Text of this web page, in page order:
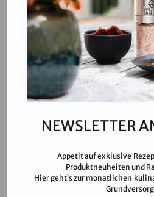
+43 676 87812208
ecommerce@salinen.com
Kontakt
Downloads
Presse
Datenschutz
Impressum
AGB
NEWSLETTER
Appetit auf exklusive
Produktneuheiten und
Hier geht’s zur monatlichen